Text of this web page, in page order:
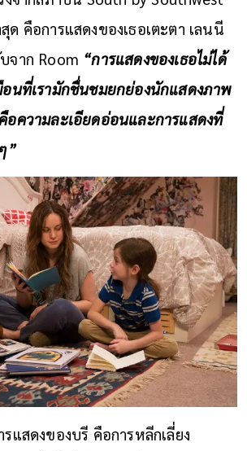
คือการแสดงของเธอเตะตา เลนนี
จาก Room “การแสดงของเธอไม่ได้
อนที่เรามักชื่นชมยกย่องนักแสดงภาพ
ความละเอียดอ่อนและการแสดงที่
”
แสดงของบรี คือการหลีกเลี่ยง